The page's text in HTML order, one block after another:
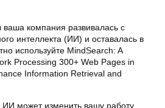
ваша компания развивалась с
интеллекта (ИИ) и оставалась в
используйте MindSearch: A
Processing 300+ Web Pages in
Information Retrieval and
ИИ может изменить вашу работу.